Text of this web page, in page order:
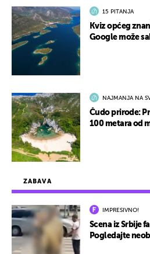
ZABAVA
IMPRESIVNO!
Scena iz Srbije
Pogledajte
15 PITANJA
Kviz općeg
Google može
NAJMANJA NA
Čudo prirode:
100 metara od